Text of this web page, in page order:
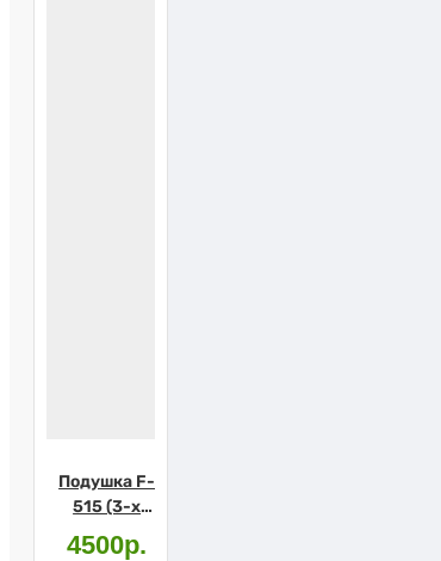
Подушка F-
515 (3-х
слойная)
4500р.